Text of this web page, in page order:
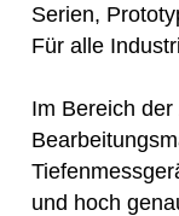
Serien,
Für alle
Im Bereich
und hoch